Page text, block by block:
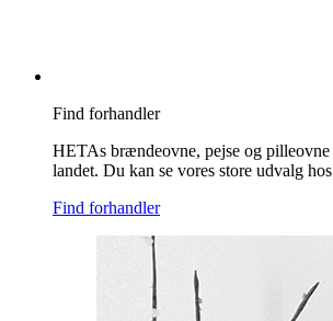
Find forhandler
HETAs brændeovne, pejse og
landet. Du kan se vores store udvalg
Find forhandler